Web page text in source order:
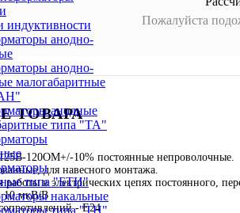
индуктивности
анодно-
анодно-
малогабаритные
анодные
типа "ТА"
типа "БТИ"
накальные
типа "ТН"
Пожалуйста
ТОВАРА
120ОМ+/-10% постоянные непроволочные.
для навесного монтажа.
работы в электрических цепях постоянного,
10 мкВ/В
- Е24